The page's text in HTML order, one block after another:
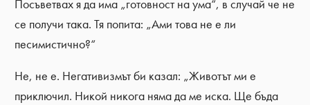
Посъветвах я да има „готовност на ума“, в случай че не
се получи така. Тя попита: „Ами това не е ли
песимистично?“
Не, не е. Негативизмът би казал: „Животът ми е
приключил. Никой никога няма да ме иска. Ще бъда